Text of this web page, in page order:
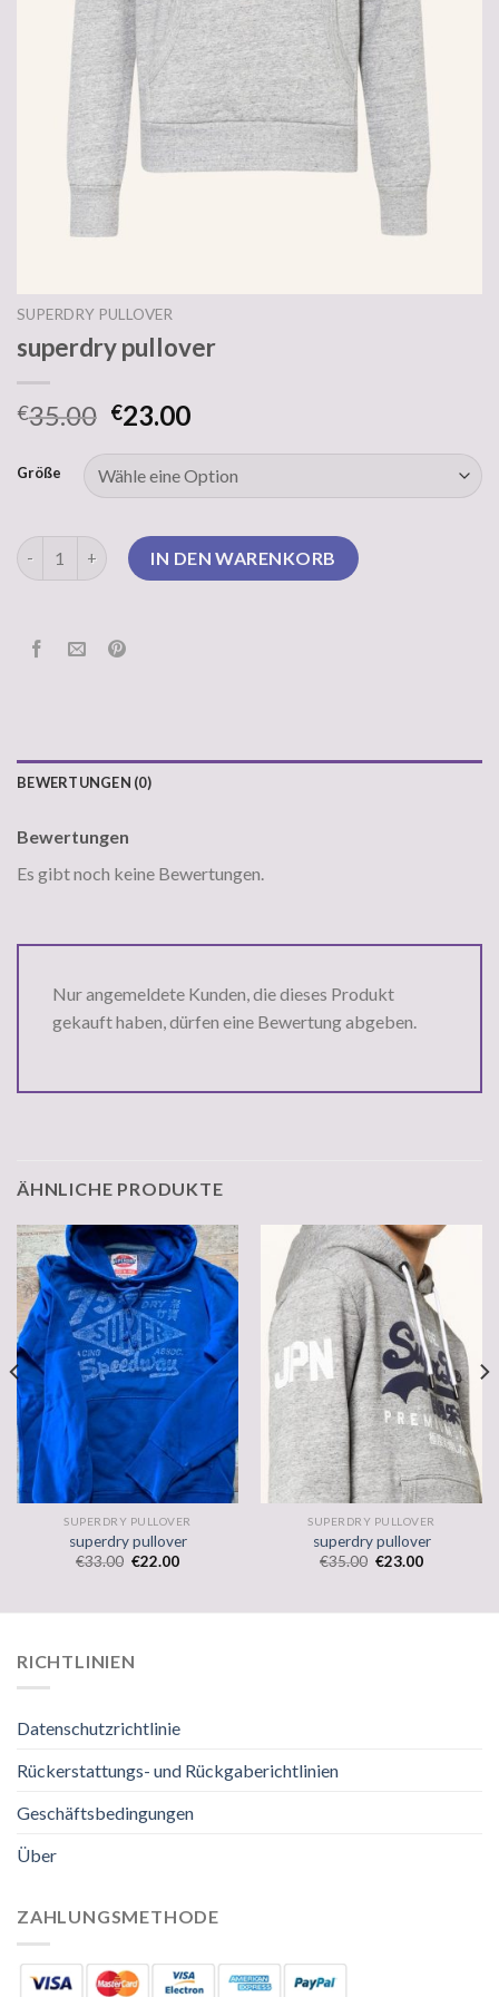
SUPERDRY PULLOVER
superdry pullover
€35.00 €23.00
Größe
superdry pullover MengeIN DEN WARENKORB
BEWERTUNGEN (0)
Bewertungen
Es gibt noch keine Bewertungen.
Nur angemeldete Kunden, die dieses Produkt
gekauft haben, dürfen eine Bewertung abgeben.
ÄHNLICHE PRODUKTE
SUPERDRY PULLOVER
superdry pullover
€33.00 €22.00
SUPERDRY PULLOVER
superdry pullover
€35.00 €23.00
RICHTLINIEN
Datenschutzrichtlinie
Rückerstattungs- und Rückgaberichtlinien
Geschäftsbedingungen
Über
ZAHLUNGSMETHODE